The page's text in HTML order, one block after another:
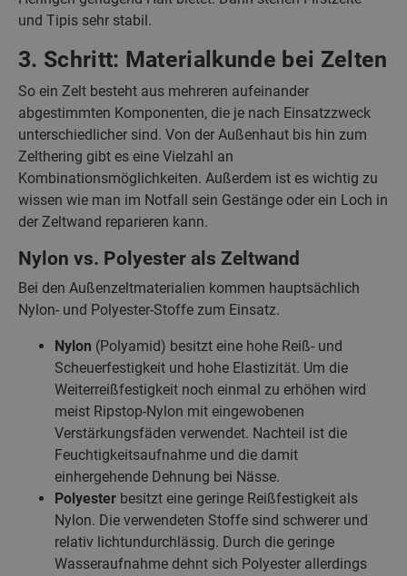
und Tipis sehr stabil.
3. Schritt: Materialkunde bei Zelten
So ein Zelt besteht aus mehreren aufeinander
abgestimmten Komponenten, die je nach Einsatzzweck
unterschiedlicher sind. Von der Außenhaut bis hin zum
Zelthering gibt es eine Vielzahl an
Kombinationsmöglichkeiten. Außerdem ist es wichtig zu
wissen wie man im Notfall sein Gestänge oder ein Loch in
der Zeltwand reparieren kann.
Nylon vs. Polyester als Zeltwand
Bei den Außenzeltmaterialien kommen hauptsächlich
Nylon- und Polyester-Stoffe zum Einsatz.
Nylon (Polyamid) besitzt eine hohe Reiß- und
Scheuerfestigkeit und hohe Elastizität. Um die
Weiterreißfestigkeit noch einmal zu erhöhen wird
meist Ripstop-Nylon mit eingewobenen
Verstärkungsfäden verwendet. Nachteil ist die
Feuchtigkeitsaufnahme und die damit
einhergehende Dehnung bei Nässe.
Polyester besitzt eine geringe Reißfestigkeit als
Nylon. Die verwendeten Stoffe sind schwerer und
relativ lichtundurchlässig. Durch die geringe
Wasseraufnahme dehnt sich Polyester allerdings